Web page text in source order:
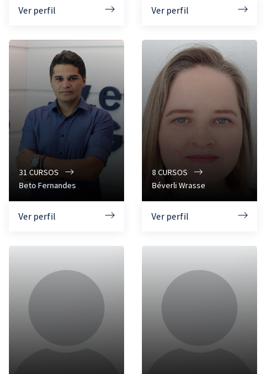
Ver perfil Ver perfil
31 CURSOS
Beto Fernandes
Ver perfil
8 CURSOS
Béverli Wrasse
Ver perfil